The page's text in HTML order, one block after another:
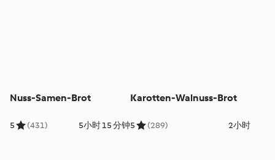
Nuss-Samen-Brot
5 (431) 5小时 15 分钟
Karotten-Walnuss-Brot
5 (289) 2小时